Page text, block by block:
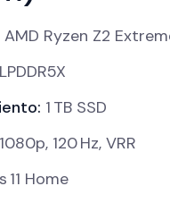
AMD Ryzen Z2
1 TB SSD
120 Hz, VRR
11 Home